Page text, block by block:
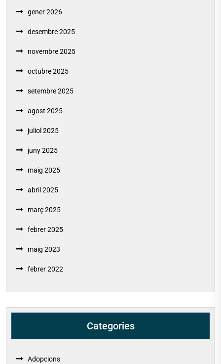
gener 2026
desembre 2025
novembre 2025
octubre 2025
setembre 2025
agost 2025
juliol 2025
juny 2025
maig 2025
abril 2025
març 2025
febrer 2025
maig 2023
febrer 2022
Categories
Adopcions